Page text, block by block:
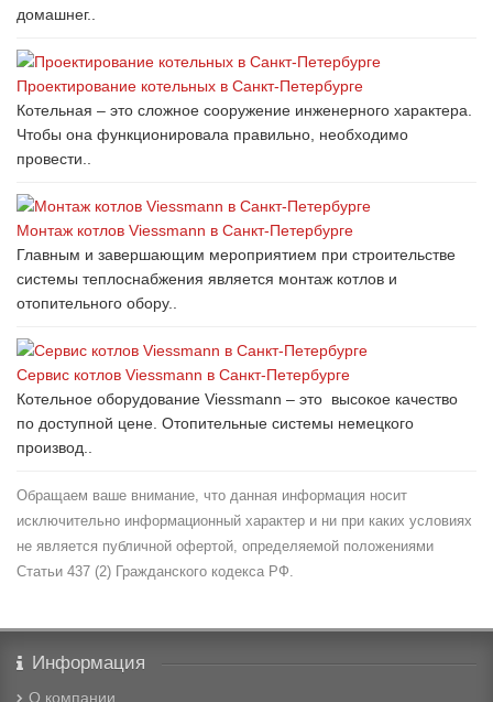
домашнег..
Проектирование котельных в Санкт-Петербурге
Котельная – это сложное сооружение инженерного характера.
Чтобы она функционировала правильно, необходимо
провести..
Монтаж котлов Viessmann в Санкт-Петербурге
Главным и завершающим мероприятием при строительстве
системы теплоснабжения является монтаж котлов и
отопительного обору..
Сервис котлов Viessmann в Санкт-Петербурге
Котельное оборудование Viessmann – это высокое качество
по доступной цене. Отопительные системы немецкого
производ..
Обращаем ваше внимание, что данная информация носит
исключительно информационный характер и ни при каких условиях
не является публичной офертой, определяемой положениями
Статьи 437 (2) Гражданского кодекса РФ.
Информация
О компании